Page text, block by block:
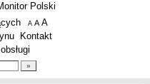
Polski
A pomniejsz czcionkę
A standardowy rozmiar czcionki
A
Kontakt